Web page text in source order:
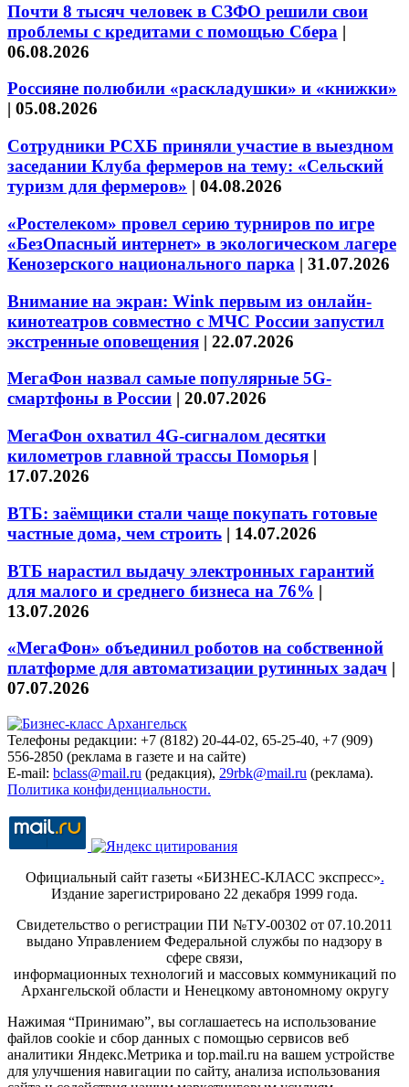
Почти 8 тысяч человек в СЗФО решили свои
проблемы с кредитами с помощью Сбера |
06.08.2026
Россияне полюбили «раскладушки» и «книжки»
| 05.08.2026
Сотрудники РСХБ приняли участие в выездном
заседании Клуба фермеров на тему: «Сельский
туризм для фермеров» | 04.08.2026
«Ростелеком» провел серию турниров по игре
«БезОпасный интернет» в экологическом лагере
Кенозерского национального парка | 31.07.2026
Внимание на экран: Wink первым из онлайн-
кинотеатров совместно с МЧС России запустил
экстренные оповещения | 22.07.2026
МегаФон назвал самые популярные 5G-
смартфоны в России | 20.07.2026
МегаФон охватил 4G-сигналом десятки
километров главной трассы Поморья |
17.07.2026
ВТБ: заёмщики стали чаще покупать готовые
частные дома, чем строить | 14.07.2026
ВТБ нарастил выдачу электронных гарантий
для малого и среднего бизнеса на 76% |
13.07.2026
«МегаФон» объединил роботов на собственной
платформе для автоматизации рутинных задач |
07.07.2026
Телефоны редакции: +7 (8182) 20-44-02, 65-25-40, +7 (909)
556-2850 (реклама в газете и на сайте)
E-mail: bclass@mail.ru (редакция), 29rbk@mail.ru (реклама).
Политика конфиденциальности.
Официальный сайт газеты «БИЗНЕС-КЛАСС экспресс».
Издание зарегистрировано 22 декабря 1999 года.
Свидетельство о регистрации ПИ №ТУ-00302 от 07.10.2011
выдано Управлением Федеральной службы по надзору в
сфере связи,
информационных технологий и массовых коммуникаций по
Архангельской области и Ненецкому автономному округу
Нажимая “Принимаю”, вы соглашаетесь на использование
файлов cookie и сбор данных с помощью сервисов веб
аналитики Яндекс.Метрика и top.mail.ru на вашем устройстве
для улучшения навигации по сайту, анализа использования